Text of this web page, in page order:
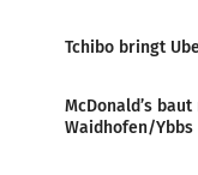
Tchibo bringt
McDonald’s
Waidhofen/Ybbs